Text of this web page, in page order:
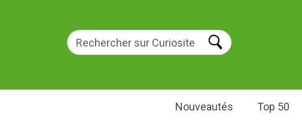
Nouveautés Top 50